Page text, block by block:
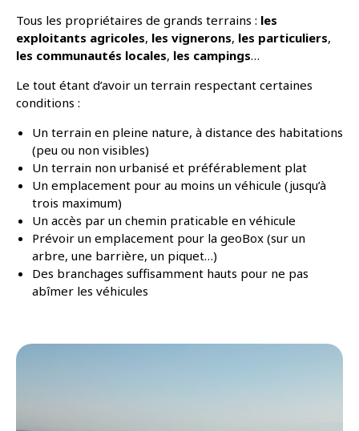
Tous les propriétaires de grands terrains : les
exploitants agricoles, les vignerons, les particuliers,
les communautés locales, les campings…
Le tout étant d’avoir un terrain respectant certaines
conditions :
Un terrain en pleine nature, à distance des habitations
(peu ou non visibles)
Un terrain non urbanisé et préférablement plat
Un emplacement pour au moins un véhicule (jusqu’à
trois maximum)
Un accès par un chemin praticable en véhicule
Prévoir un emplacement pour la geoBox (sur un
arbre, une barrière, un piquet…)
Des branchages suffisamment hauts pour ne pas
abîmer les véhicules